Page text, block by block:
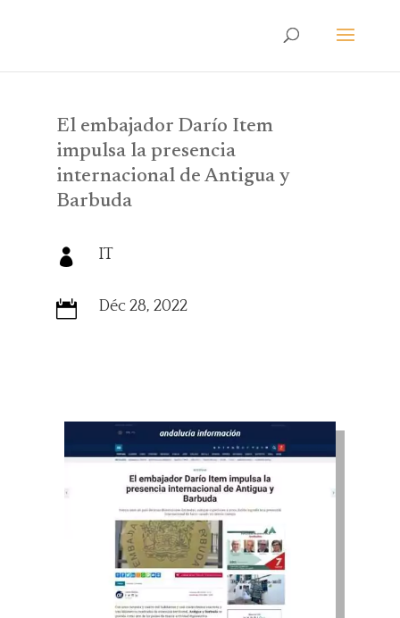
El embajador Darío Item
impulsa la presencia
internacional de Antigua y
Barbuda
 IT
 Déc 28, 2022